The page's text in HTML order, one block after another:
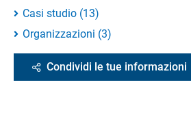
Casi studio (13)
Organizzazioni (3)
Condividi le tue informazioni